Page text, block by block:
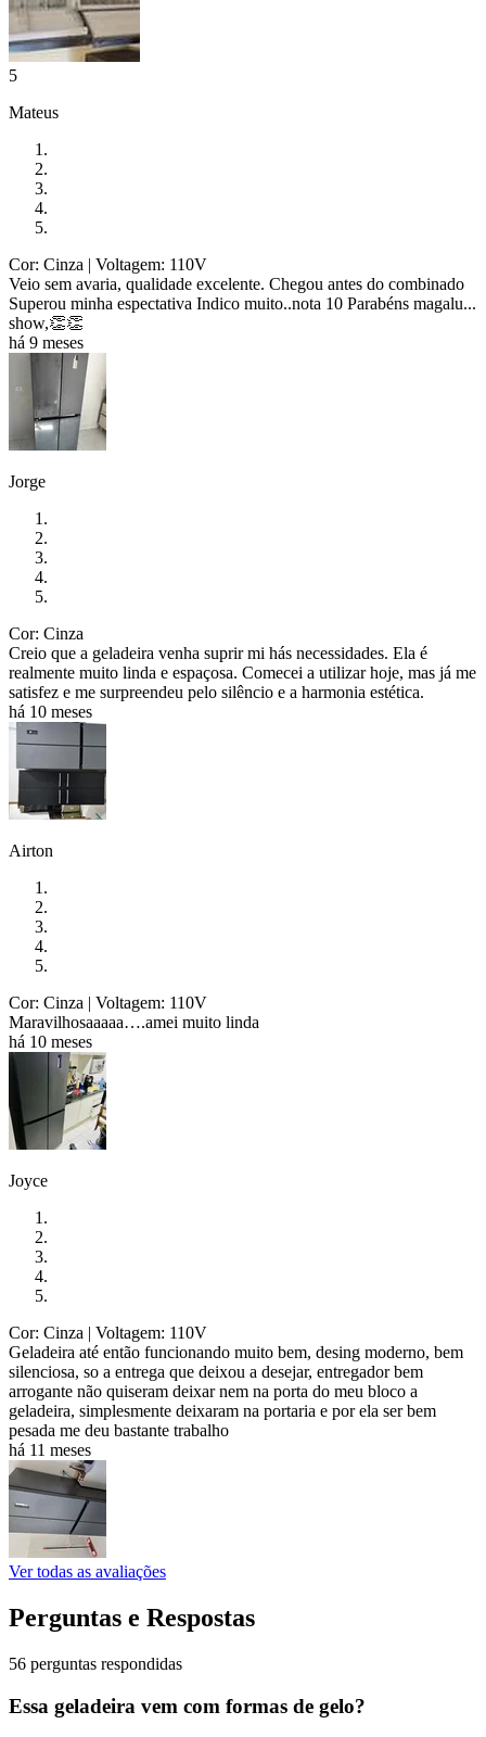
5
Mateus
Cor: Cinza | Voltagem: 110V
Veio sem avaria, qualidade excelente. Chegou antes do combinado
Superou minha espectativa Indico muito..nota 10 Parabéns magalu...
show,👏👏
há 9 meses
Jorge
Cor: Cinza
Creio que a geladeira venha suprir mi hás necessidades. Ela é
realmente muito linda e espaçosa. Comecei a utilizar hoje, mas já me
satisfez e me surpreendeu pelo silêncio e a harmonia estética.
há 10 meses
Airton
Cor: Cinza | Voltagem: 110V
Maravilhosaaaaa….amei muito linda
há 10 meses
Joyce
Cor: Cinza | Voltagem: 110V
Geladeira até então funcionando muito bem, desing moderno, bem
silenciosa, so a entrega que deixou a desejar, entregador bem
arrogante não quiseram deixar nem na porta do meu bloco a
geladeira, simplesmente deixaram na portaria e por ela ser bem
pesada me deu bastante trabalho
há 11 meses
Ver todas as avaliações
Perguntas e Respostas
56 perguntas respondidas
Essa geladeira vem com formas de gelo?